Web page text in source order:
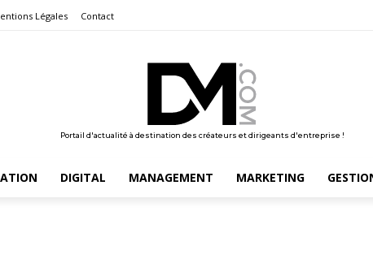
Légales Contact
Portail d'actualité à destination des créateurs et dirigeants d'entreprise !
DIGITAL MANAGEMENT MARKETING